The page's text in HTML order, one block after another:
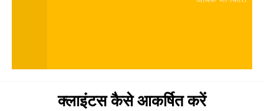
क्लाइंटस कैसे आकर्षित करें